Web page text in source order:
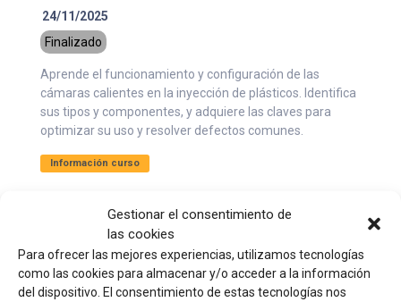
Gestionar el consentimiento de
las cookies
Para ofrecer las mejores experiencias, utilizamos tecnologías
como las cookies para almacenar y/o acceder a la información
del dispositivo. El consentimiento de estas tecnologías nos
24/11/2025
Finalizado
Aprende el funcionamiento y configuración de las
cámaras calientes en la inyección de plásticos. Identifica
sus tipos y componentes, y adquiere las claves para
optimizar su uso y resolver defectos comunes.
Información curso